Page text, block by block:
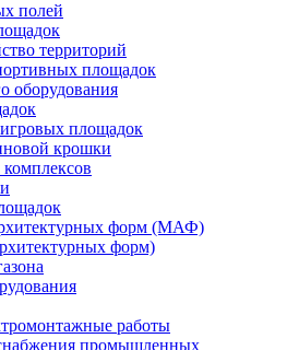
полей
территорий
площадок
оборудования
площадок
крошки
форм (МАФ)
форм)
работы
промышленных